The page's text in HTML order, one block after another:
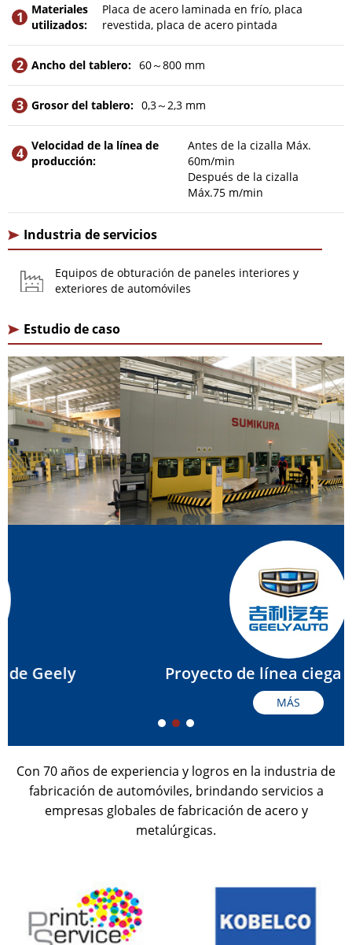
1
Materiales
utilizados:
Placa de acero laminada en frío, placa
revestida, placa de acero pintada
2 Ancho del tablero: 60～800 mm
3 Grosor del tablero: 0,3～2,3 mm
4 Velocidad de la línea de
producción:
Antes de la cizalla Máx.
60m/min
Después de la cizalla
Máx.75 m/min
Industria de servicios
Equipos de obturación de paneles interiores y
exteriores de automóviles
Estudio de caso
Proyecto de línea ciega de Geely
Con 70 años de experiencia y logros en la industria de
fabricación de automóviles, brindando servicios a
empresas globales de fabricación de acero y
metalúrgicas.